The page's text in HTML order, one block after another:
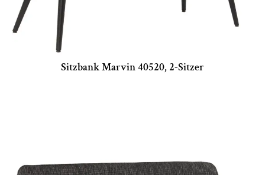
Sitzbank Marvin 40520, 2-Sitzer